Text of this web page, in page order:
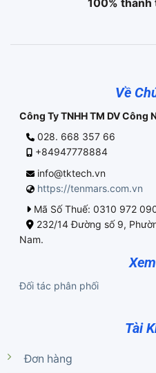
100% thanh
Về
Công Ty TNHH TM DV Công
028. 668 357 66
+84947778884
info@tktech.vn
https://tenmars.com.vn
Mã Số Thuế: 0310 972
232/14 Đường số 9,
Nam.
Đối tác phân phối
Tài
Đơn hàng